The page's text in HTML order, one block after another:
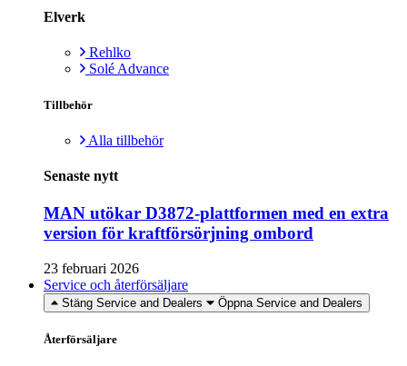
Elverk
Rehlko
Solé Advance
Tillbehör
Alla tillbehör
Senaste nytt
MAN utökar D3872-plattformen med en extra
version för kraftförsörjning ombord
23 februari 2026
Service och återförsäljare
Stäng Service and Dealers Öppna Service and Dealers
Återförsäljare